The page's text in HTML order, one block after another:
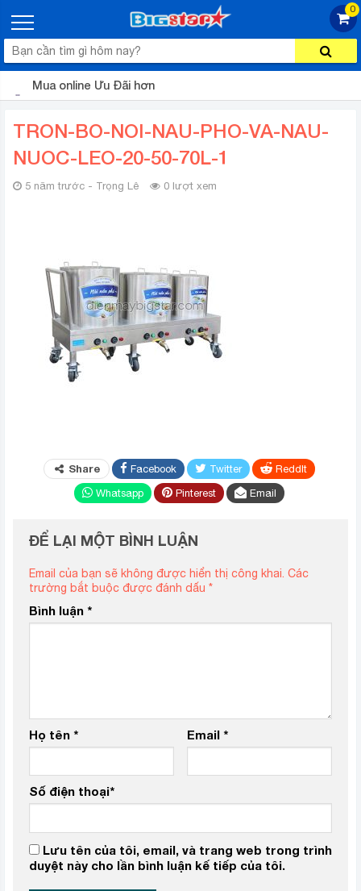
0
Mua online Ưu Đãi hơn
TRON-BO-NOI-NAU-PHO-VA-NAU-
NUOC-LEO-20-50-70L-1
5 năm trước - Trọng Lê 0 lượt xem
Share Facebook Twitter
ReddIt
Whatsapp
Pinterest Email
ĐỂ LẠI MỘT BÌNH LUẬN
Email của bạn sẽ không được hiển thị công khai. Các
trường bắt buộc được đánh dấu *
Bình luận *
Họ tên * Email *
Số điện thoại*
Lưu tên của tôi, email, và trang web trong trình
duyệt này cho lần bình luận kế tiếp của tôi.